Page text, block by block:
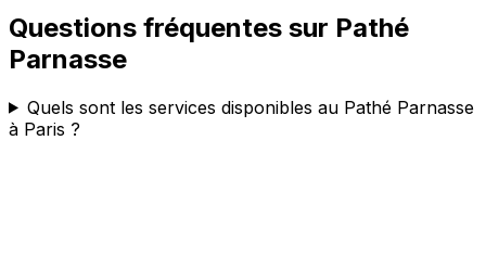
Questions fréquentes sur Pathé
Parnasse
Quels sont les services disponibles au Pathé Parnasse
à Paris ?